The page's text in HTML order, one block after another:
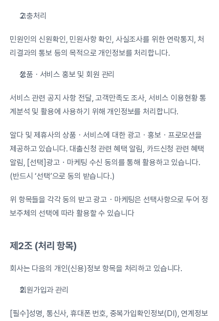
고충처리
민원인의 신원확인, 민원사항 확인, 사실조사를 위한 연락통지, 처
리결과의 통보 등의 목적으로 개인정보를 처리합니다.
상품ㆍ서비스 홍보 및 회원 관리
서비스 관련 공지 사항 전달, 고객만족도 조사, 서비스 이용현황 통
계분석 및 활용에 사용하기 위해 개인정보를 처리합니다.
알다 및 제휴사의 상품ㆍ서비스에 대한 광고ㆍ홍보ㆍ프로모션을
제공하고 있습니다. 대출신청 관련 혜택 알림, 카드신청 관련 혜택
알림, [선택]광고・마케팅 수신 동의를 통해 활용하고 있습니다.
(반드시 ‘선택’으로 동의 받습니다.)
위 항목들을 각각 동의 받고 광고・마케팅은 선택사항으로 두어 정
보주체의 선택에 따라 활용할 수 있습니다
제2조 (처리 항목)
회사는 다음의 개인(신용)정보 항목을 처리하고 있습니다.
회원가입과 관리
[필수]성명, 통신사, 휴대폰 번호, 중복가입확인정보(DI), 연계정보